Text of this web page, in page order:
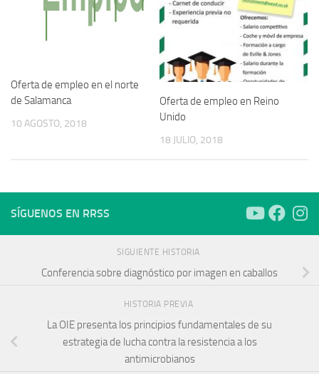
Oferta de empleo en el norte
de Salamanca
10 AGOSTO, 2018
Oferta de empleo en Reino
Unido
18 JULIO, 2018
SÍGUENOS EN RRSS
SIGUIENTE HISTORIA
Conferencia sobre diagnóstico por imagen en caballos
HISTORIA PREVIA
La OIE presenta los principios fundamentales de su
estrategia de lucha contra la resistencia a los
antimicrobianos